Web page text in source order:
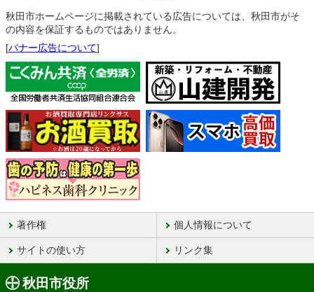
秋田市ホームページに掲載されている広告については、秋田市がそ
の内容を保証するものではありません。
[バナー広告について]
著作権 個人情報について
サイトの使い方 リンク集
秋田市役所